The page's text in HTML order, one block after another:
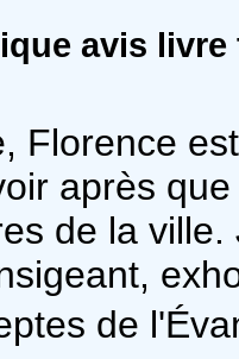
avis
Florence
après
de la ville.
de